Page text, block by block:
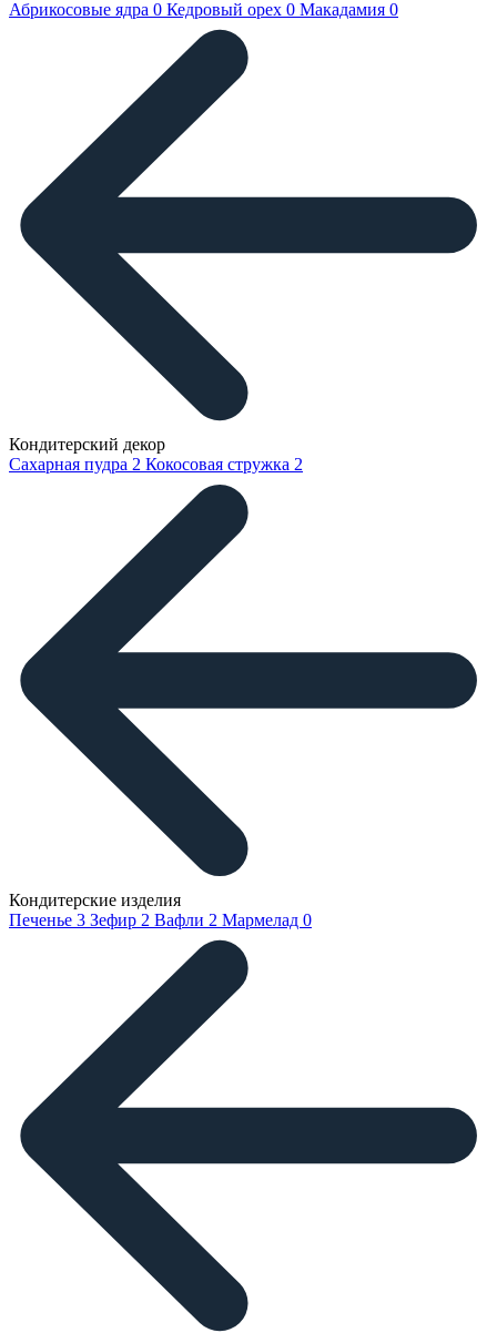
Абрикосовые ядра 0 Кедровый орех 0 Макадамия 0
Кондитерский декор
Сахарная пудра 2 Кокосовая стружка 2
Кондитерские изделия
Печенье 3 Зефир 2 Вафли 2 Мармелад 0